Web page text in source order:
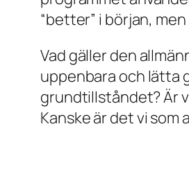
“better” i början,
Vad gäller den
uppenbara och lätta
grundtillståndet? Är
Kanske är det vi som